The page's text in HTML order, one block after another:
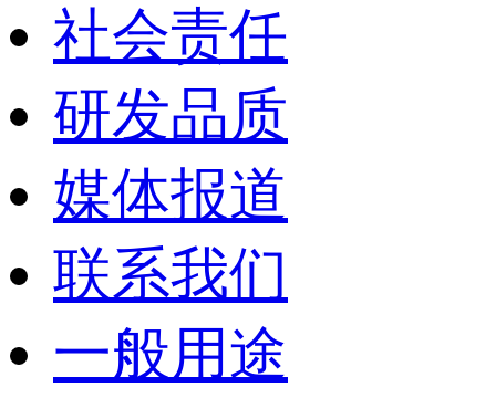
社会责任
研发品质
媒体报道
联系我们
一般用途